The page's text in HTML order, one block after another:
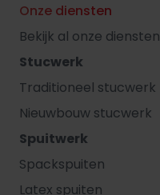
Onze diensten
Bekijk al onze diensten
Stucwerk
Traditioneel stucwerk
Nieuwbouw stucwerk
Spuitwerk
Spackspuiten
Latex spuiten